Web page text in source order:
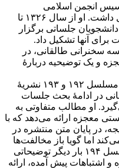
انجمن اسلامی
دانشجویان ارتباط نزدیکی با این تشکل داشت. او از سال ۱۳۲۶ تا
دانشجویان جلساتی برگزار
برای آنها تشکیل داد.
سخنرانی طالقانی، در
و یک توضیحیه دربارۀ
این دو جلسه سخنرانی در شماره‌های مسلسل ۱۹۲ و ۱۹۳ نشریۀ
در ادامۀ بحث جلسات
او مطالب متفاوتی به
معجزه ارائه می‌دهد که با
در پایان متن منتشره در
بیان می‌کند اما گویا باز مخالفت‌ها
ادامه می‌یابد، در نتیجه در شمارۀ مسلسل ۱۹۴ بار دیگر توضیحاتی
اشتباهات پیش آمده، ارائه